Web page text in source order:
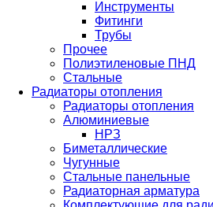
Инструменты
Фитинги
Трубы
Прочее
Полиэтиленовые ПНД
Стальные
Радиаторы отопления
Радиаторы отопления
Алюминиевые
НРЗ
Биметаллические
Чугунные
Стальные панельные
Радиаторная арматура